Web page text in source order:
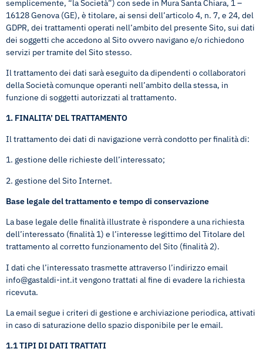
semplicemente, “la Società”) con sede in Mura Santa Chiara, 1 –
16128 Genova (GE), è titolare, ai sensi dell’articolo 4, n. 7, e 24, del
GDPR, dei trattamenti operati nell’ambito del presente Sito, sui dati
dei soggetti che accedono al Sito ovvero navigano e/o richiedono
servizi per tramite del Sito stesso.
Il trattamento dei dati sarà eseguito da dipendenti o collaboratori
della Società comunque operanti nell’ambito della stessa, in
funzione di soggetti autorizzati al trattamento.
1. FINALITA’ DEL TRATTAMENTO
Il trattamento dei dati di navigazione verrà condotto per finalità di:
1. gestione delle richieste dell’interessato;
2. gestione del Sito Internet.
Base legale del trattamento e tempo di conservazione
La base legale delle finalità illustrate è rispondere a una richiesta
dell’interessato (finalità 1) e l’interesse legittimo del Titolare del
trattamento al corretto funzionamento del Sito (finalità 2).
I dati che l’interessato trasmette attraverso l’indirizzo email
info@gastaldi-int.itvengono trattati al fine di evadere la richiesta
ricevuta.
La email segue i criteri di gestione e archiviazione periodica, attivati
in caso di saturazione dello spazio disponibile per le email.
1.1 TIPI DI DATI TRATTATI